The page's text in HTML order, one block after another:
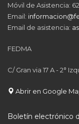
Móvil de Asistencia:
Email:
Email de asistencia:
FEDMA
C/ Gran via 17 A - 2°
Abrir en Google
Boletín electrónico